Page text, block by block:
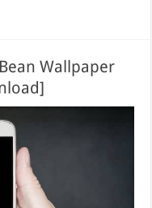
Wallpaper